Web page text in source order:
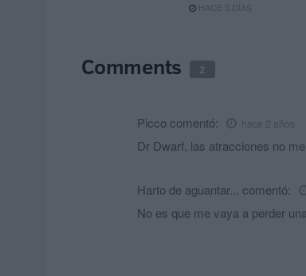
HACE 3 DÍAS
Comments 2
Picco comentó: hace 2 años
Dr Dwarf, las atracciones no
Harto de aguantar... comentó:
No es que me vaya a perder